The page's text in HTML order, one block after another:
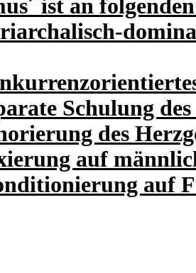
ist an
Schulung des
des
auf
auf